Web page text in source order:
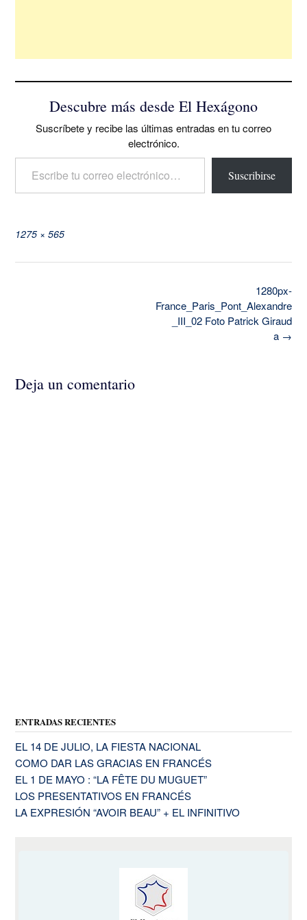
Descubre más desde El Hexágono
Suscríbete y recibe las últimas entradas en tu correo
electrónico.
Escribe tu correo electrónico…
Suscribirse
Tamaño
1275 × 565
1280px-
France_Paris_Pont_Alexandre
_III_02 Foto Patrick Giraud
a →
Deja un comentario
ENTRADAS RECIENTES
EL 14 DE JULIO, LA FIESTA NACIONAL
COMO DAR LAS GRACIAS EN FRANCÉS
EL 1 DE MAYO : “LA FÊTE DU MUGUET”
LOS PRESENTATIVOS EN FRANCÉS
LA EXPRESIÓN “AVOIR BEAU” + EL INFINITIVO